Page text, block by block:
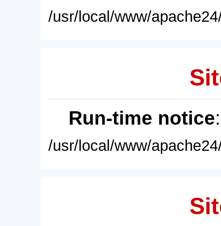
/usr/local/www/
Run-time notice
/usr/local/www/